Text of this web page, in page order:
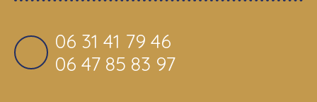
06 31 41 79 46
06 47 85 83 97